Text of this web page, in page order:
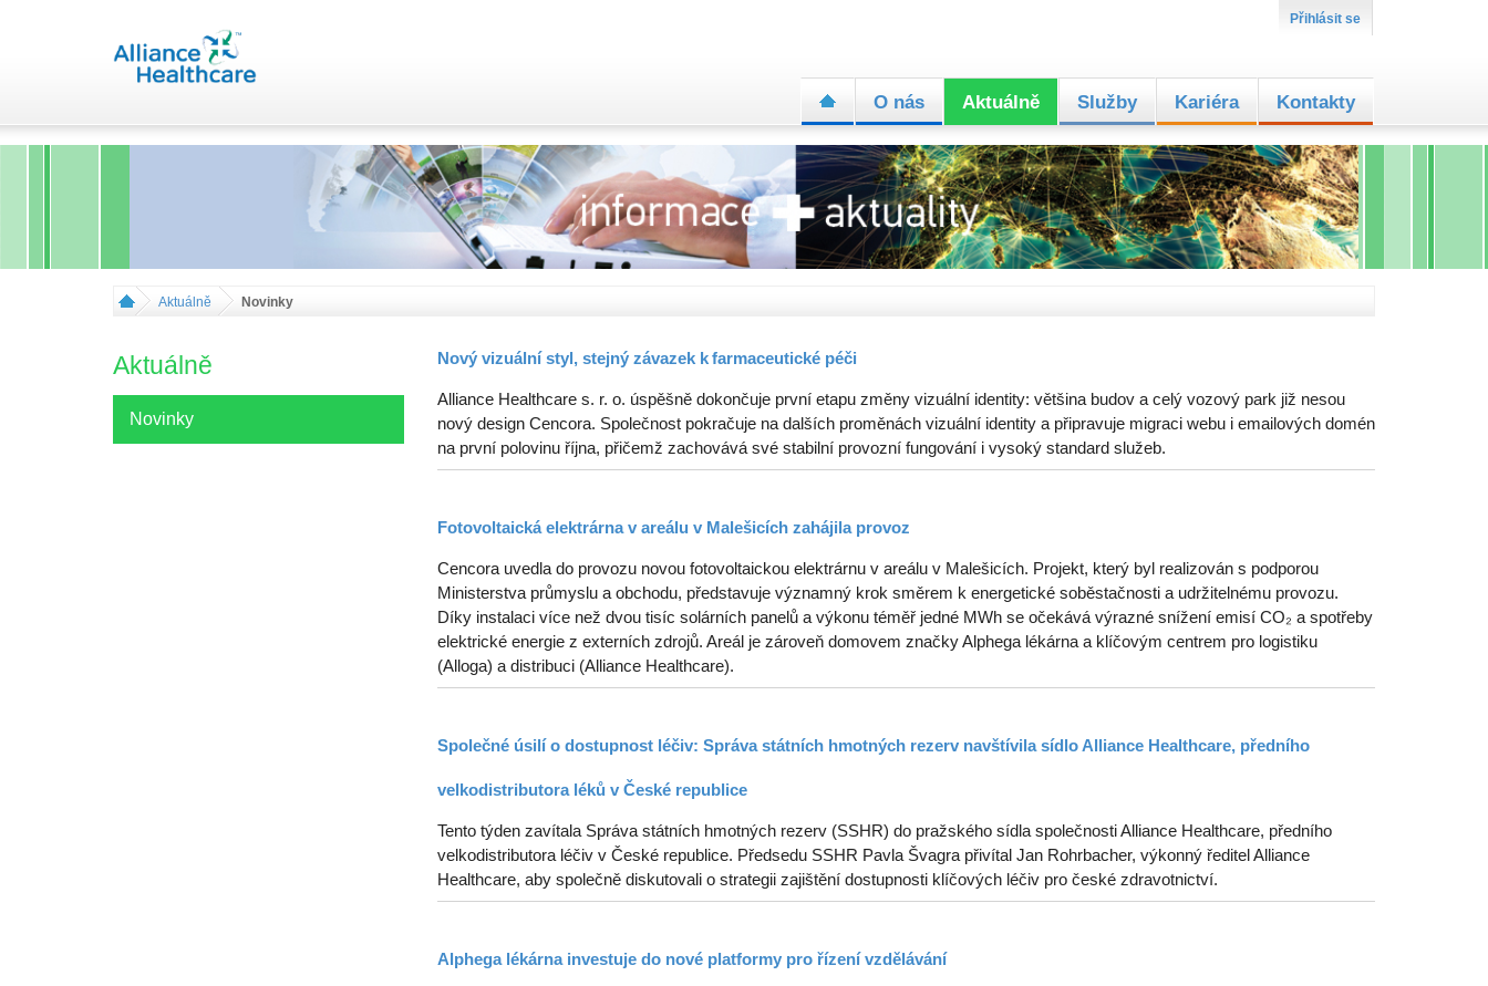
Přihlásit se
O nás Aktuálně Služby Kariéra Kontakty
Aktuálně Novinky
Aktuálně
Novinky
Nový vizuální styl, stejný závazek k farmaceutické péči
Alliance Healthcare s. r. o. úspěšně dokončuje první etapu změny vizuální identity: většina budov a celý vozový park již nesou
nový design Cencora. Společnost pokračuje na dalších proměnách vizuální identity a připravuje migraci webu i emailových domén
na první polovinu října, přičemž zachovává své stabilní provozní fungování i vysoký standard služeb.
Fotovoltaická elektrárna v areálu v Malešicích zahájila provoz
Cencora uvedla do provozu novou fotovoltaickou elektrárnu v areálu v Malešicích. Projekt, který byl realizován s podporou
Ministerstva průmyslu a obchodu, představuje významný krok směrem k energetické soběstačnosti a udržitelnému provozu.
Díky instalaci více než dvou tisíc solárních panelů a výkonu téměř jedné MWh se očekává výrazné snížení emisí CO₂ a spotřeby
elektrické energie z externích zdrojů. Areál je zároveň domovem značky Alphega lékárna a klíčovým centrem pro logistiku
(Alloga) a distribuci (Alliance Healthcare).
Společné úsilí o dostupnost léčiv: Správa státních hmotných rezerv navštívila sídlo Alliance Healthcare, předního
velkodistributora léků v České republice
Tento týden zavítala Správa státních hmotných rezerv (SSHR) do pražského sídla společnosti Alliance Healthcare, předního
velkodistributora léčiv v České republice. Předsedu SSHR Pavla Švagra přivítal Jan Rohrbacher, výkonný ředitel Alliance
Healthcare, aby společně diskutovali o strategii zajištění dostupnosti klíčových léčiv pro české zdravotnictví.
Alphega lékárna investuje do nové platformy pro řízení vzdělávání